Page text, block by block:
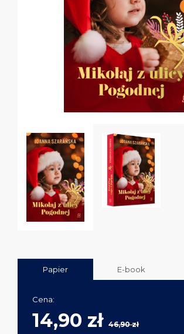
Papier E-book
Cena:
14,90 zł 46,90 zł